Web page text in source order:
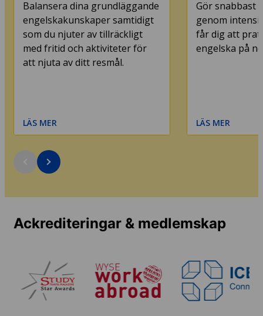
Balansera dina grundläggande
engelskakunskaper samtidigt
som du njuter av tillräckligt
med fritid och aktiviteter för
att njuta av ditt resmål.
LÄS MER
Gör snabbast
genom
får dig att
engelska på
LÄS MER
Ackrediteringar & medlemskap